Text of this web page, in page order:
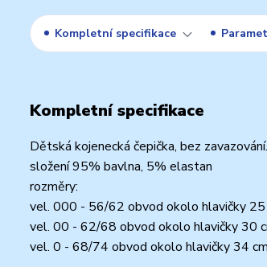
Kompletní specifikace
Kompletní specifikace
Dětská kojenecká čepička, bez
složení 95% bavlna, 5% elastan
rozměry:
vel. 000 - 56/62 obvod okolo hlavičky 25
vel. 00 - 62/68 obvod okolo hlavičky 30
vel. 0 - 68/74 obvod okolo hlavičky 34